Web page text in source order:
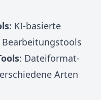
: KI-basierte
: Dateiformat-
Arten